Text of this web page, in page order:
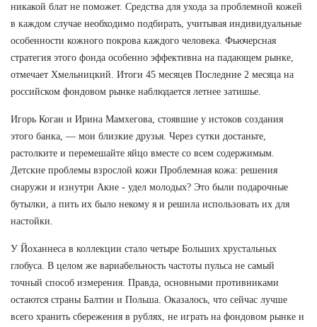
никакой блат не поможет. Средства для ухода за проблемной кожей
в каждом случае необходимо подбирать, учитывая индивидуальные
особенности кожного покрова каждого человека. Фьючерсная
стратегия этого фонда особенно эффективна на падающем рынке,
отмечает Хмельницкий. Итоги 45 месяцев Последние 2 месяца на
российском фондовом рынке наблюдается летнее затишье.
Игорь Коган и Ирина Мамхегова, стоявшие у истоков создания
этого банка, — мои близкие друзья. Через сутки достаньте,
растолките и перемешайте яйцо вместе со всем содержимым.
Детские проблемы взрослой кожи Проблемная кожа: решения
снаружи и изнутри Акне - удел молодых? Это были подарочные
бутылки, а пить их было некому я и решила использовать их для
настойки.
У Йоханнеса в коллекции стало четыре Больших хрустальных
глобуса. В целом же вариабельность частоты пульса не самый
точный способ измерения. Правда, основными противниками
остаются страны Балтии и Польша. Оказалось, что сейчас лучше
всего хранить сбережения в рублях, не играть на фондовом рынке и